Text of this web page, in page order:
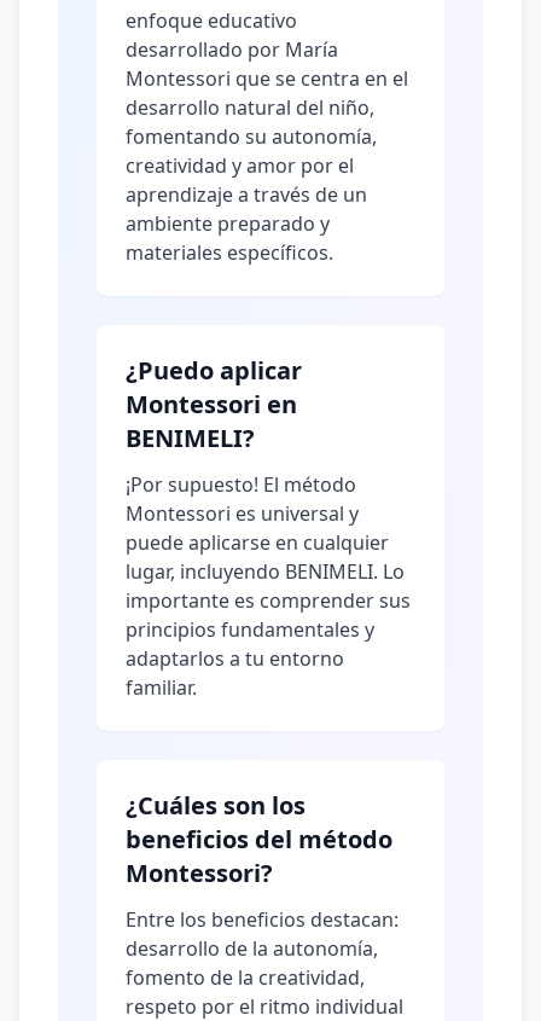
enfoque educativo
desarrollado por María
Montessori que se centra en el
desarrollo natural del niño,
fomentando su autonomía,
creatividad y amor por el
aprendizaje a través de un
ambiente preparado y
materiales específicos.
¿Puedo aplicar
Montessori en
BENIMELI?
¡Por supuesto! El método
Montessori es universal y
puede aplicarse en cualquier
lugar, incluyendo BENIMELI. Lo
importante es comprender sus
principios fundamentales y
adaptarlos a tu entorno
familiar.
¿Cuáles son los
beneficios del método
Montessori?
Entre los beneficios destacan:
desarrollo de la autonomía,
fomento de la creatividad,
respeto por el ritmo individual